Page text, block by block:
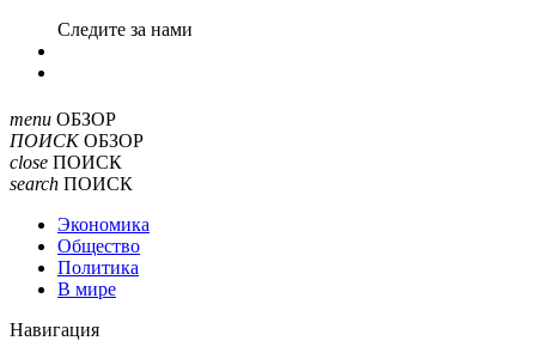
Cледите за нами
menu ОБЗОР
ПОИСК ОБЗОР
close ПОИСК
search ПОИСК
Экономика
Общество
Политика
В мире
Навигация